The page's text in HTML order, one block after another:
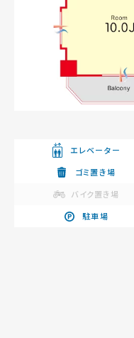
エレベーター
ゴミ置き場
バイク置き場
駐車場